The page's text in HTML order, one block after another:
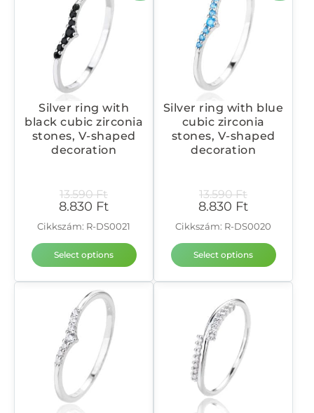
Silver ring with
black cubic zirconia
stones, V-shaped
decoration
13.590Ft
8.830 Ft
Cikkszám: R-DS0021
Select options
Silver ring with blue
cubic zirconia
stones, V-shaped
decoration
13.590Ft
8.830 Ft
Cikkszám: R-DS0020
Select options